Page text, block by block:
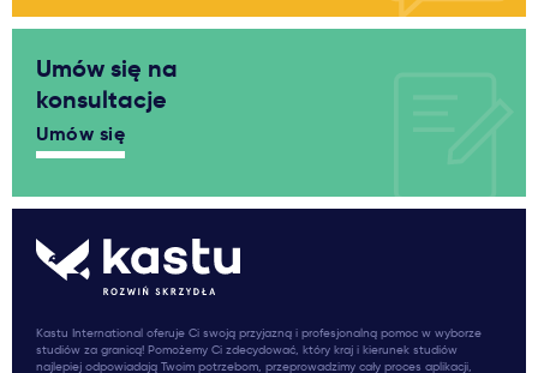
Umów się na
konsultacje
Umów się
Kastu International oferuje Ci swoją przyjazną i profesjonalną pomoc w wyborze
studiów za granicą! Pomożemy Ci zdecydować, który kraj i kierunek studiów
najlepiej odpowiadają Twoim potrzebom, przeprowadzimy cały proces aplikacji,